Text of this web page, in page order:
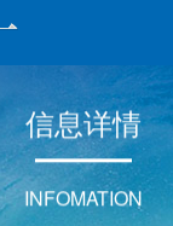
信息详情
INFOMATION